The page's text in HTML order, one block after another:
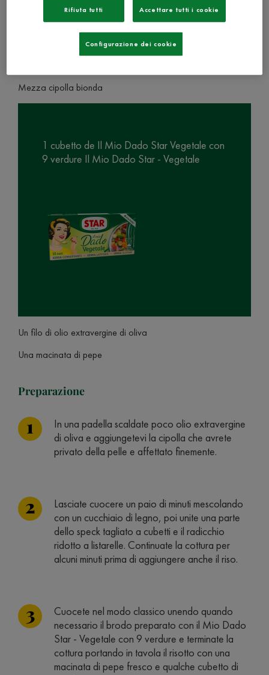
280 g di riso
1 cespo di radicchio
Mezza cipolla bionda
1 cubetto de Il Mio Dado Star Vegetale con
9 verdure Il Mio Dado Star - Vegetale
Un filo di olio extravergine di oliva
Una macinata di pepe
Preparazione
In una padella scaldate poco olio extravergine
di oliva e aggiungetevi la cipolla che avrete
privato della pelle e affettato finemente.
Lasciate cuocere un paio di minuti mescolando
con un cucchiaio di legno, poi unite una parte
dello speck tagliato a cubetti e il radicchio
ridotto a listarelle. Continuate la cottura per
alcuni minuti prima di aggiungere anche il riso.
Cuocete nel modo classico unendo quando
necessario il brodo preparato con il Mio Dado
Star - Vegetale con 9 verdure e terminate la
cottura portando in tavola il risotto con una
macinata di pepe fresco e qualche cubetto di
Rifiuta tutti Accettare tutti i cookie
Configurazione dei cookie